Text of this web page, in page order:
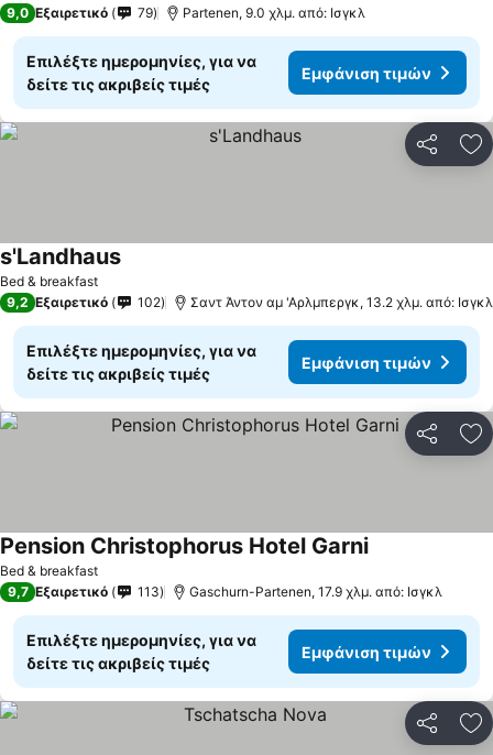
9,0 Εξαιρετικό 79 Partenen, 9.0 χλμ. από: Ισγκλ
Επιλέξτε ημερομηνίες, για να
δείτε τις ακριβείς τιμές
Εμφάνιση τιμών
Bed & breakfast
s'LandhausΕμφάνιση τιμών
9,2 Εξαιρετικό 102 Σαντ Άντον αμ 'Αρλμπεργκ, 13.2 χλμ. από: Ισγκλ
Επιλέξτε ημερομηνίες, για να
δείτε τις ακριβείς τιμές
Εμφάνιση τιμών
Bed & breakfast
Pension Christophorus Hotel GarniΕμφάνιση
9,7 Εξαιρετικό 113 Gaschurn-Partenen, 17.9 χλμ. από: Ισγκλ
Επιλέξτε ημερομηνίες, για να
δείτε τις ακριβείς τιμές
Εμφάνιση τιμών